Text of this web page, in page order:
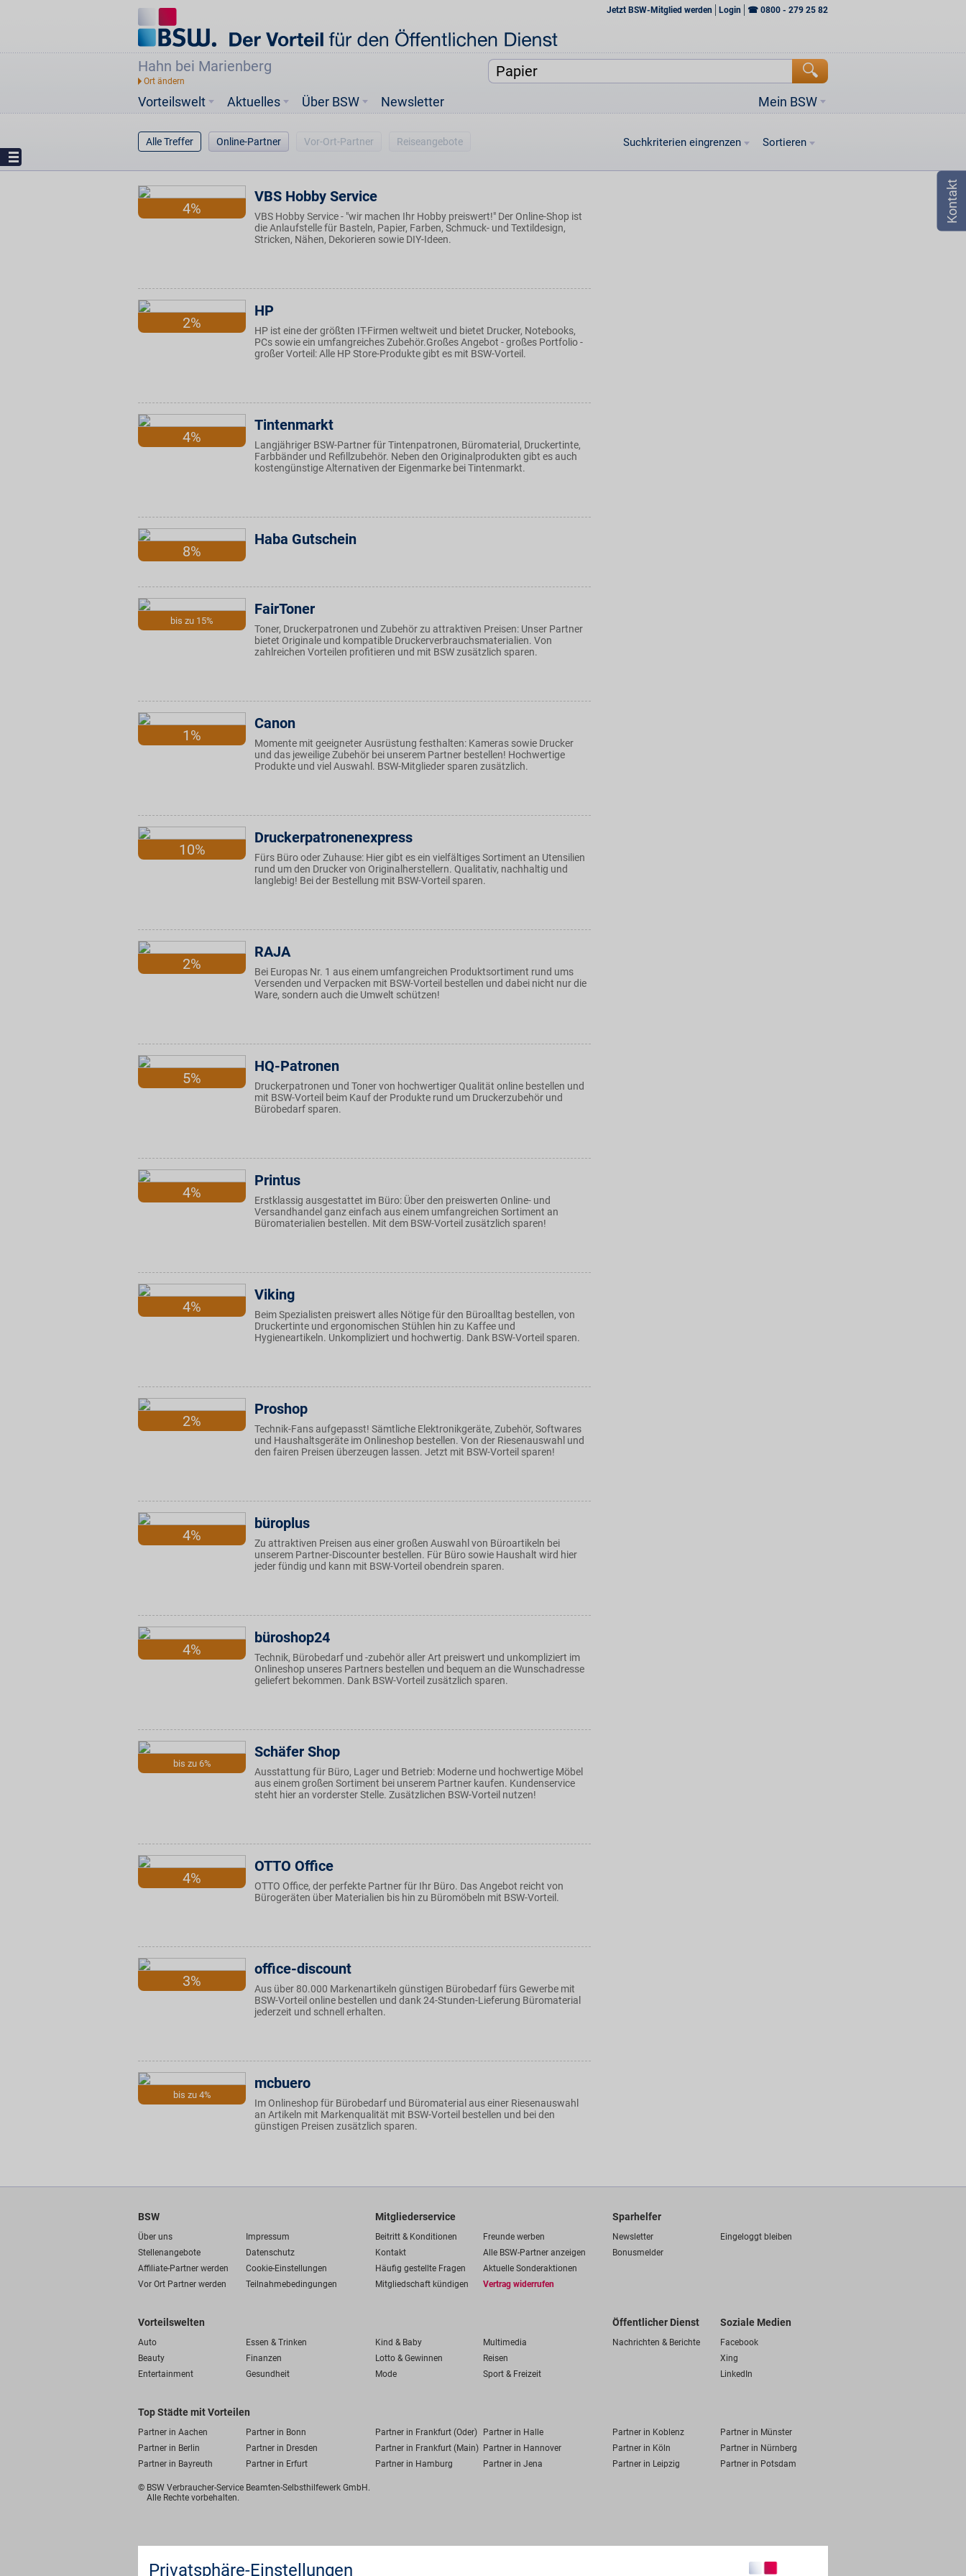
Jetzt BSW-Mitglied werden Login ☎ 0800 - 279 25 82
Hahn bei Marienberg
Vorteilswelt Mein BSW
Aktuelles Über BSW Newsletter
Alle Treffer Online-Partner Vor-Ort-Partner Reiseangebote Suchkriterien eingrenzen Sortieren
4%
VBS Hobby Service
VBS Hobby Service - "wir machen Ihr Hobby preiswert!" Der Online-Shop ist
die Anlaufstelle für Basteln, Papier, Farben, Schmuck- und Textildesign,
Stricken, Nähen, Dekorieren sowie DIY-Ideen.
2%
HP
HP ist eine der größten IT-Firmen weltweit und bietet Drucker, Notebooks,
PCs sowie ein umfangreiches Zubehör.Großes Angebot - großes Portfolio -
großer Vorteil: Alle HP Store-Produkte gibt es mit BSW-Vorteil.
4%
Tintenmarkt
Langjähriger BSW-Partner für Tintenpatronen, Büromaterial, Druckertinte,
Farbbänder und Refillzubehör. Neben den Originalprodukten gibt es auch
kostengünstige Alternativen der Eigenmarke bei Tintenmarkt.
8%
Haba Gutschein
bis zu 15%
FairToner
Toner, Druckerpatronen und Zubehör zu attraktiven Preisen: Unser Partner
bietet Originale und kompatible Druckerverbrauchsmaterialien. Von
zahlreichen Vorteilen profitieren und mit BSW zusätzlich sparen.
1%
Canon
Momente mit geeigneter Ausrüstung festhalten: Kameras sowie Drucker
und das jeweilige Zubehör bei unserem Partner bestellen! Hochwertige
Produkte und viel Auswahl. BSW-Mitglieder sparen zusätzlich.
10%
Druckerpatronenexpress
Fürs Büro oder Zuhause: Hier gibt es ein vielfältiges Sortiment an Utensilien
rund um den Drucker von Originalherstellern. Qualitativ, nachhaltig und
langlebig! Bei der Bestellung mit BSW-Vorteil sparen.
2%
RAJA
Bei Europas Nr. 1 aus einem umfangreichen Produktsortiment rund ums
Versenden und Verpacken mit BSW-Vorteil bestellen und dabei nicht nur die
Ware, sondern auch die Umwelt schützen!
5%
HQ-Patronen
Druckerpatronen und Toner von hochwertiger Qualität online bestellen und
mit BSW-Vorteil beim Kauf der Produkte rund um Druckerzubehör und
Bürobedarf sparen.
4%
Printus
Erstklassig ausgestattet im Büro: Über den preiswerten Online- und
Versandhandel ganz einfach aus einem umfangreichen Sortiment an
Büromaterialien bestellen. Mit dem BSW-Vorteil zusätzlich sparen!
4%
Viking
Beim Spezialisten preiswert alles Nötige für den Büroalltag bestellen, von
Druckertinte und ergonomischen Stühlen hin zu Kaffee und
Hygieneartikeln. Unkompliziert und hochwertig. Dank BSW-Vorteil sparen.
2%
Proshop
Technik-Fans aufgepasst! Sämtliche Elektronikgeräte, Zubehör, Softwares
und Haushaltsgeräte im Onlineshop bestellen. Von der Riesenauswahl und
den fairen Preisen überzeugen lassen. Jetzt mit BSW-Vorteil sparen!
4%
büroplus
Zu attraktiven Preisen aus einer großen Auswahl von Büroartikeln bei
unserem Partner-Discounter bestellen. Für Büro sowie Haushalt wird hier
jeder fündig und kann mit BSW-Vorteil obendrein sparen.
4%
büroshop24
Technik, Bürobedarf und -zubehör aller Art preiswert und unkompliziert im
Onlineshop unseres Partners bestellen und bequem an die Wunschadresse
geliefert bekommen. Dank BSW-Vorteil zusätzlich sparen.
bis zu 6%
Schäfer Shop
Ausstattung für Büro, Lager und Betrieb: Moderne und hochwertige Möbel
aus einem großen Sortiment bei unserem Partner kaufen. Kundenservice
steht hier an vorderster Stelle. Zusätzlichen BSW-Vorteil nutzen!
4%
OTTO Office
OTTO Office, der perfekte Partner für Ihr Büro. Das Angebot reicht von
Bürogeräten über Materialien bis hin zu Büromöbeln mit BSW-Vorteil.
3%
office-discount
Aus über 80.000 Markenartikeln günstigen Bürobedarf fürs Gewerbe mit
BSW-Vorteil online bestellen und dank 24-Stunden-Lieferung Büromaterial
jederzeit und schnell erhalten.
bis zu 4%
mcbuero
Im Onlineshop für Bürobedarf und Büromaterial aus einer Riesenauswahl
an Artikeln mit Markenqualität mit BSW-Vorteil bestellen und bei den
günstigen Preisen zusätzlich sparen.
BSW
Über uns
Impressum
Stellenangebote
Datenschutz
Affiliate-Partner werden
Cookie-Einstellungen
Vor Ort Partner werden
Teilnahmebedingungen
Mitgliederservice
Beitritt & Konditionen
Freunde werben
Kontakt
Alle BSW-Partner anzeigen
Häufig gestellte Fragen
Aktuelle Sonderaktionen
Mitgliedschaft kündigen
Vertrag widerrufen
Sparhelfer
Newsletter
Eingeloggt bleiben
Bonusmelder
Vorteilswelten
Auto Essen & Trinken Kind & Baby
Multimedia
Beauty
Finanzen Lotto & Gewinnen
Reisen
Entertainment
Gesundheit Mode Sport & Freizeit
Öffentlicher Dienst
Nachrichten & Berichte
Soziale Medien
Facebook
Xing
LinkedIn
Top Städte mit Vorteilen
Partner in Aachen Partner in Bonn Partner in Frankfurt (Oder) Partner in Halle Partner in Koblenz
Partner in Münster
Partner in Berlin
Partner in Dresden Partner in Frankfurt (Main) Partner in Hannover Partner in Köln
Partner in Nürnberg
Partner in Bayreuth
Partner in Erfurt Partner in Hamburg Partner in Jena Partner in Leipzig Partner in Potsdam
© BSW Verbraucher-Service Beamten-Selbsthilfewerk GmbH.
Alle Rechte vorbehalten.
Privatsphäre-Einstellungen